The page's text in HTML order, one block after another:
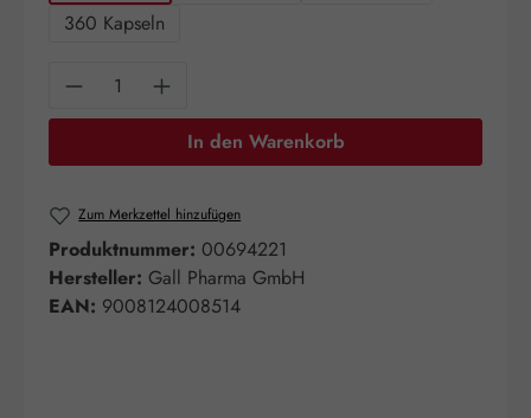
360 Kapseln
Produkt Anzahl: Gib den gewünschten
In den Warenkorb
Zum Merkzettel hinzufügen
Produktnummer: 00694221
Hersteller: Gall Pharma GmbH
EAN: 9008124008514